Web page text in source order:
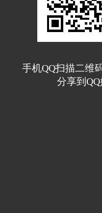
手机QQ扫描二维
分享到